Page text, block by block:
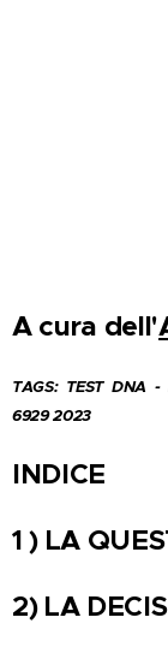
A cura dell'
TAGS: TEST DNA -
6929 2023
INDICE
1 ) LA
2) LA